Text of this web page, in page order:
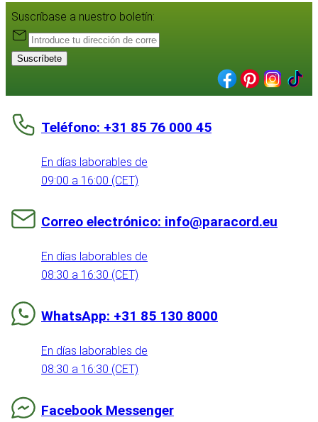
Suscríbase a nuestro boletín:
Suscríbete
Teléfono: +31 85 76 000 45
En días laborables de
09:00 a 16:00 (CET)
Correo electrónico: info@paracord.eu
En días laborables de
08:30 a 16:30 (CET)
WhatsApp: +31 85 130 8000
En días laborables de
08:30 a 16:30 (CET)
Facebook Messenger